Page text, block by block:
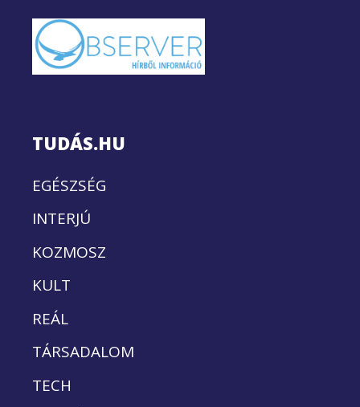
TUDÁS.HU
EGÉSZSÉG
INTERJÚ
KOZMOSZ
KULT
REÁL
TÁRSADALOM
TECH